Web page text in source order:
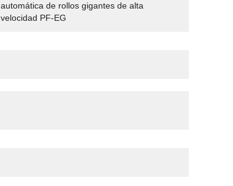
automática de rollos gigantes de alta
velocidad PF-EG